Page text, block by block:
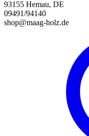
93155 Hemau, DE
09491/94140
shop@maag-holz.de